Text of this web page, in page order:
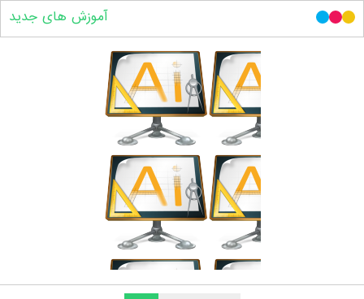
آموزش های جدید